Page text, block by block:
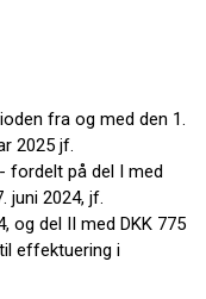
fra og med den 1.
2025 jf.
fordelt på del I med
juni 2024, jf.
og del II med DKK 775
effektuering i